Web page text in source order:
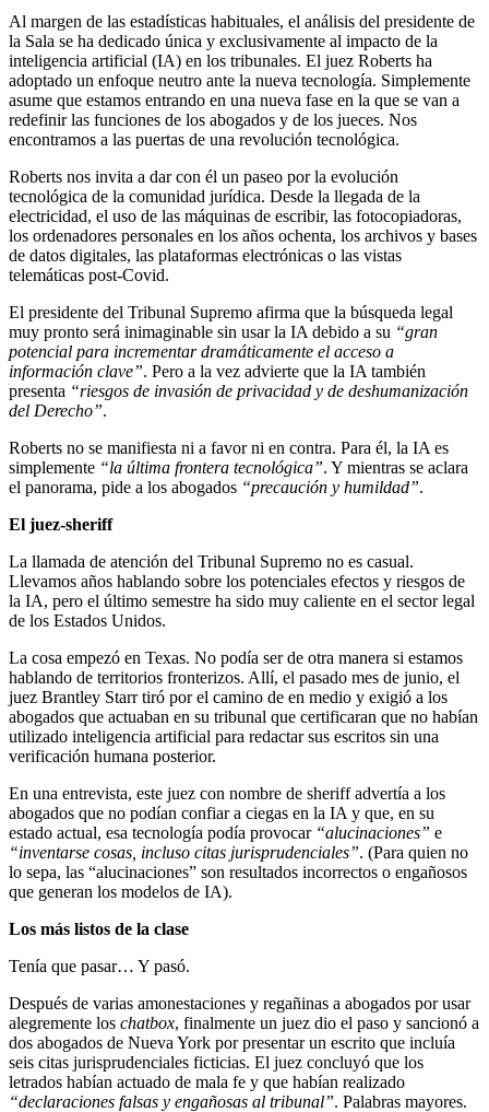
Al margen de las estadísticas habituales, el análisis del presidente de
la Sala se ha dedicado única y exclusivamente al impacto de la
inteligencia artificial (IA) en los tribunales. El juez Roberts ha
adoptado un enfoque neutro ante la nueva tecnología. Simplemente
asume que estamos entrando en una nueva fase en la que se van a
redefinir las funciones de los abogados y de los jueces. Nos
encontramos a las puertas de una revolución tecnológica.
Roberts nos invita a dar con él un paseo por la evolución
tecnológica de la comunidad jurídica. Desde la llegada de la
electricidad, el uso de las máquinas de escribir, las fotocopiadoras,
los ordenadores personales en los años ochenta, los archivos y bases
de datos digitales, las plataformas electrónicas o las vistas
telemáticas post-Covid.
El presidente del Tribunal Supremo afirma que la búsqueda legal
muy pronto será inimaginable sin usar la IA debido a su “gran
potencial para incrementar dramáticamente el acceso a
información clave”. Pero a la vez advierte que la IA también
presenta “riesgos de invasión de privacidad y de deshumanización
del Derecho”.
Roberts no se manifiesta ni a favor ni en contra. Para él, la IA es
simplemente “la última frontera tecnológica”. Y mientras se aclara
el panorama, pide a los abogados “precaución y humildad”.
El juez-sheriff
La llamada de atención del Tribunal Supremo no es casual.
Llevamos años hablando sobre los potenciales efectos y riesgos de
la IA, pero el último semestre ha sido muy caliente en el sector legal
de los Estados Unidos.
La cosa empezó en Texas. No podía ser de otra manera si estamos
hablando de territorios fronterizos. Allí, el pasado mes de junio, el
juez Brantley Starr tiró por el camino de en medio y exigió a los
abogados que actuaban en su tribunal que certificaran que no habían
utilizado inteligencia artificial para redactar sus escritos sin una
verificación humana posterior.
En una entrevista, este juez con nombre de sheriff advertía a los
abogados que no podían confiar a ciegas en la IA y que, en su
estado actual, esa tecnología podía provocar “alucinaciones” e
“inventarse cosas, incluso citas jurisprudenciales”. (Para quien no
lo sepa, las “alucinaciones” son resultados incorrectos o engañosos
que generan los modelos de IA).
Los más listos de la clase
Tenía que pasar… Y pasó.
Después de varias amonestaciones y regañinas a abogados por usar
alegremente los chatbox, finalmente un juez dio el paso y sancionó a
dos abogados de Nueva York por presentar un escrito que incluía
seis citas jurisprudenciales ficticias. El juez concluyó que los
letrados habían actuado de mala fe y que habían realizado
“declaraciones falsas y engañosas al tribunal”. Palabras mayores.